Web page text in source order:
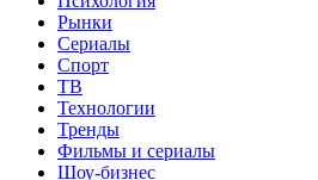
Рынки
Сериалы
Спорт
ТВ
Технологии
Тренды
Фильмы и сериалы
Шоу-бизнес